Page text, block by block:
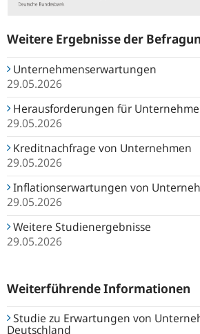
Weitere Ergebnisse der
Unternehmenserwartungen
29.05.2026
Herausforderungen für
29.05.2026
Kreditnachfrage von Unternehmen
29.05.2026
Inflationserwartungen von
29.05.2026
Weitere Studienergebnisse
29.05.2026
Weiterführende Informationen
Studie zu Erwartungen von
Deutschland